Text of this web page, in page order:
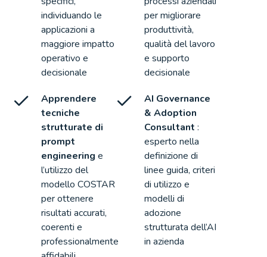
individuando le
applicazioni a
maggiore impatto
operativo e
decisionale
Apprendere
tecniche
strutturate di
prompt
engineering e
l’utilizzo del
modello COSTAR
per ottenere
risultati accurati,
coerenti e
professionalmente
per migliorare
produttività,
qualità del lavoro
e supporto
decisionale
AI Governance
& Adoption
Consultant :
esperto nella
definizione di
linee guida, criteri
di utilizzo e
modelli di
adozione
strutturata dell’AI
in azienda